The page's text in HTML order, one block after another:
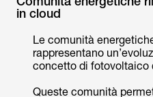
in cloud
Le comunità
rappresentano
concetto di fotovoltaico
Queste comunità